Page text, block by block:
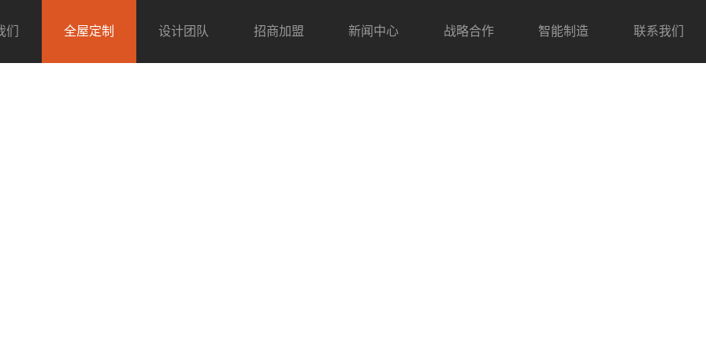
们 全屋定制 设计团队 招商加盟 新闻中心 战略合作 智能制造 联系我们